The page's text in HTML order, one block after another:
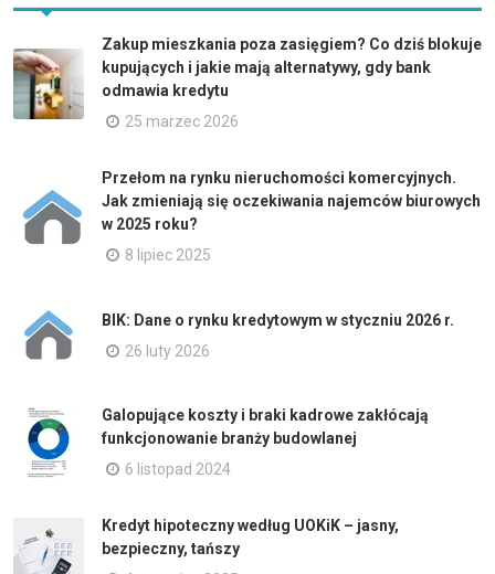
Zakup mieszkania poza zasięgiem? Co dziś blokuje
kupujących i jakie mają alternatywy, gdy bank
odmawia kredytu
25 marzec 2026
Przełom na rynku nieruchomości komercyjnych.
Jak zmieniają się oczekiwania najemców biurowych
w 2025 roku?
8 lipiec 2025
BIK: Dane o rynku kredytowym w styczniu 2026 r.
26 luty 2026
Galopujące koszty i braki kadrowe zakłócają
funkcjonowanie branży budowlanej
6 listopad 2024
Kredyt hipoteczny według UOKiK – jasny,
bezpieczny, tańszy